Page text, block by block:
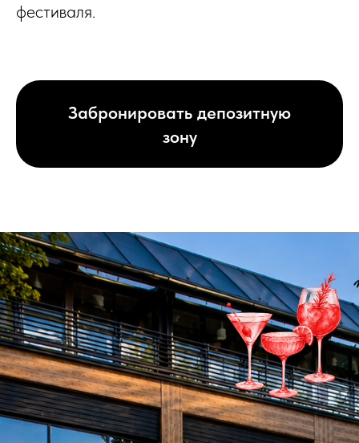
фестиваля.
Забронировать депозитную
зону